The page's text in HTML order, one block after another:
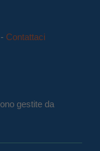
Contattaci
gestite da